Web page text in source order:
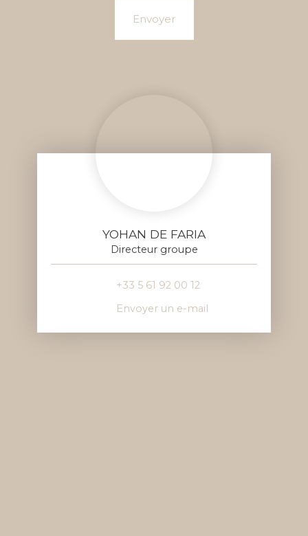
Envoyer
YOHAN DE FARIA
Directeur groupe
+33 5 61 92 00 12
Envoyer un e-mail